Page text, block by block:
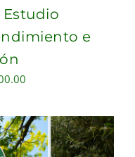
e
is:
$1,000.00.